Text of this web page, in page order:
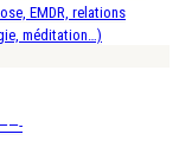
EMDR, relations
méditation…)